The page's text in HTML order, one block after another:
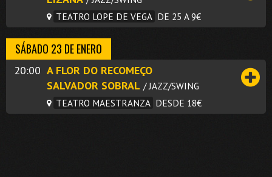
TEATRO LOPE DE VEGA DE 25 A 9€
SÁBADO 23 DE ENERO
20:00 A FLOR DO RECOMEÇO
SALVADOR SOBRAL / JAZZ/SWING
TEATRO MAESTRANZA DESDE 18€